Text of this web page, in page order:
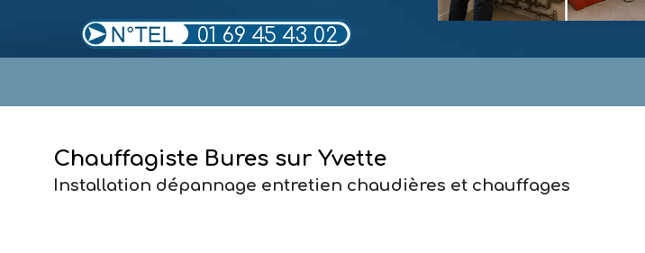
01 69 45 43 02
Chauffagiste Bures sur Yvette
Installation dépannage entretien chaudières et chauffages